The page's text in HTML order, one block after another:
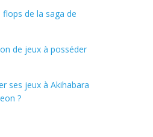
de la saga de
de jeux à posséder
ses jeux à Akihabara
?